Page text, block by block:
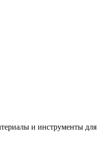
и инструменты для